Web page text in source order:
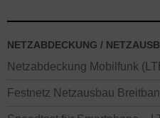
NETZABDECKUNG /
Netzabdeckung Mobilfunk
Festnetz Netzausbau